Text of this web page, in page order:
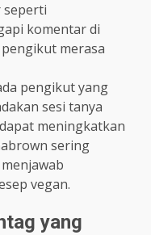
seperti
komentar di
merasa
pengikut yang
sesi tanya
meningkatkan
sering
vegan.
yang